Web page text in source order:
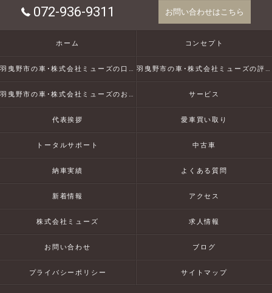
072-936-9311 お問い合わせはこちら
ホーム コンセプト
羽曳野市の車･株式会社ミューズの口コミ情報 羽曳野市の車･株式会社ミューズの評判
羽曳野市の車･株式会社ミューズのお客様の声 サービス
代表挨拶 愛車買い取り
トータルサポート 中古車
納車実績 よくある質問
新着情報 アクセス
株式会社ミューズ 求人情報
お問い合わせ ブログ
プライバシーポリシー サイトマップ